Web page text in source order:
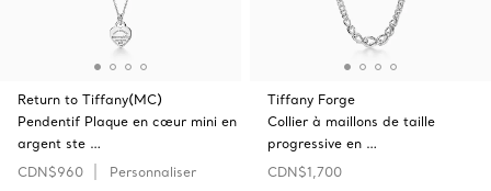
Return to Tiffany(MC)
Pendentif Plaque en cœur mini en
argent ste …
CDN$960
Personnaliser
Tiffany Forge
Collier à maillons de taille
progressive en …
CDN$1,700